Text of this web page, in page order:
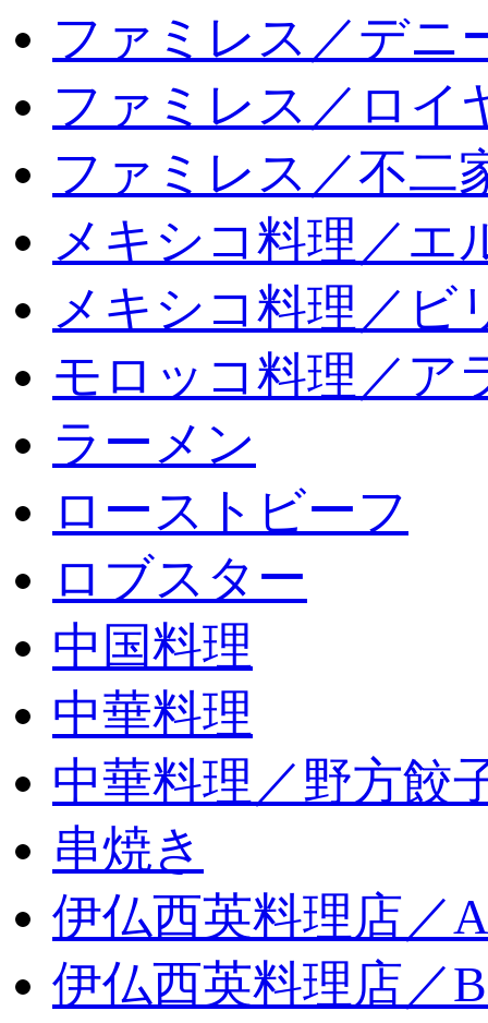
ファミレス／デニ
ファミレス／ロイ
ファミレス／不二
メキシコ料理／エ
メキシコ料理／ビ
モロッコ料理／ア
ラーメン
ローストビーフ
ロブスター
中国料理
中華料理
中華料理／野方餃
串焼き
伊仏西英料理店／
伊仏西英料理店／